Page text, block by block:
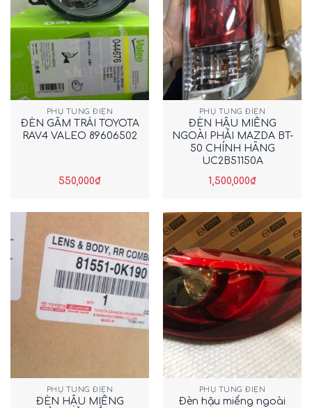
PHỤ TÙNG ĐIỆN
ĐÈN GẦM TRÁI TOYOTA
RAV4 VALEO 89606502
550,000₫
PHỤ TÙNG ĐIỆN
ĐÈN HẬU MIẾNG
NGOÀI PHẢI MAZDA BT-
50 CHÍNH HÃNG
UC2B51150A
1,500,000₫
PHỤ TÙNG ĐIỆN
ĐÈN HẬU MIẾNG
PHỤ TÙNG ĐIỆN
Đèn hậu miếng ngoài